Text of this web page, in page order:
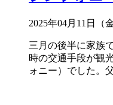
2025年04月11日（金
三月の後半に家族
時の交通手段が観
ォニー）でした。